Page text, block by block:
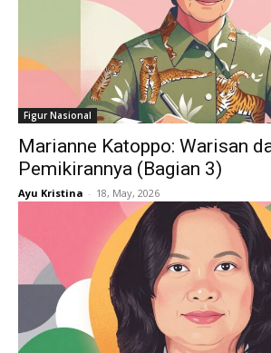
Figur Nasional
Marianne Katoppo: Warisan
Pemikirannya (Bagian 3)
Ayu Kristina - 18, May, 2026